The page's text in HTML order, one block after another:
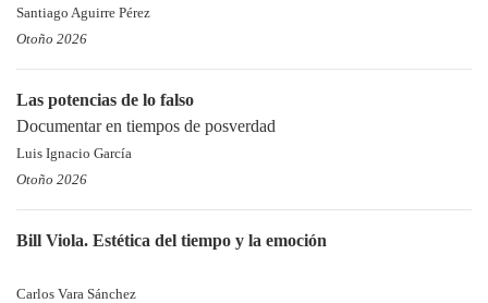
Santiago Aguirre Pérez
Otoño 2026
Las potencias de lo falso
Documentar en tiempos de posverdad
Luis Ignacio García
Otoño 2026
Bill Viola. Estética del tiempo y la emoción
Carlos Vara Sánchez